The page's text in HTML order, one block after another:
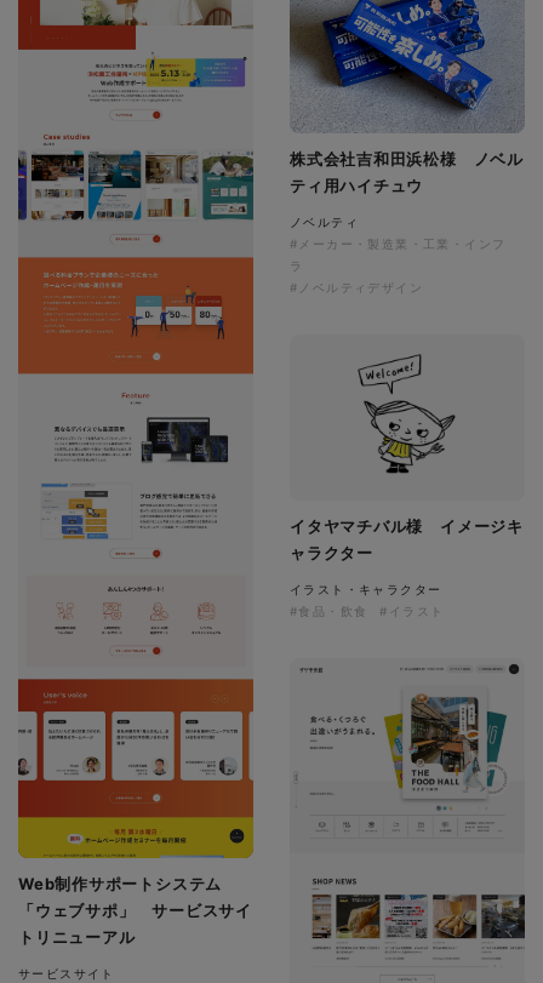
Web制作サポートシステム
「ウェブサポ」 サービスサイ
トリニューアル
サービスサイト
株式会社吉和田浜松様 ノベル
ティ用ハイチュウ
ノベルティ
#メーカー・製造業・工業・インフ
ラ
#ノベルティデザイン
イタヤマチバル様 イメージキ
ャラクター
イラスト・キャラクター
#食品・飲食
#イラスト